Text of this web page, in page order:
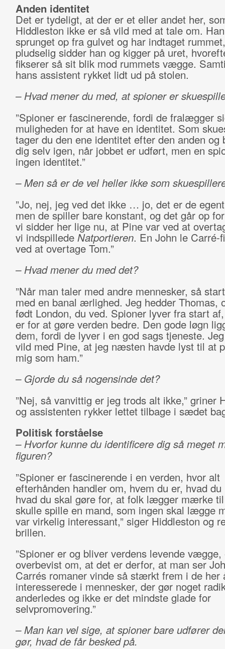
Anden identitet
Det er tydeligt, at der er et eller andet her,
Hiddleston ikke er så vild med at tale om.
sprunget op fra gulvet og har indtaget
pludselig sidder han og kigger på uret,
fikserer så sit blik mod rummets vægge.
hans assistent rykket lidt ud på stolen.
– Hvad mener du med, at spioner er
”Spioner er fascinerende, fordi de fralægger
muligheden for at have en identitet. Som
tager du den ene identitet efter den anden og
dig selv igen, når jobbet er udført, men en
ingen identitet.”
– Men så er de vel heller ikke som
”Jo, nej, jeg ved det ikke … jo, det er de
men de spiller bare konstant, og det går op
vi sidder her lige nu, at Pine var ved at
vi indspillede Natportieren. En John le Carré-
ved at overtage Tom.”
– Hvad mener du med det?
”Når man taler med andre mennesker, så
med en banal ærlighed. Jeg hedder Thomas,
født London, du ved. Spioner lyver fra start
er for at gøre verden bedre. Den gode løgn
dem, fordi de lyver i en god sags tjeneste.
vild med Pine, at jeg næsten havde lyst til at
mig som ham.”
– Gjorde du så nogensinde det?
”Nej, så vanvittig er jeg trods alt ikke,” griner
og assistenten rykker lettet tilbage i sædet
Politisk forståelse
– Hvorfor kunne du identificere dig så meget
figuren?
”Spioner er fascinerende i en verden, hvor alt
efterhånden handler om, hvem du er, hvad
hvad du skal gøre for, at folk lægger mærke
skulle spille en mand, som ingen skal lægge
var virkelig interessant,” siger Hiddleston og
brillen.
”Spioner er og bliver verdens levende vægge,
overbevist om, at det er derfor, at man ser
Carrés romaner vinde så stærkt frem i de her
interesserede i mennesker, der gør noget
anderledes og ikke er det mindste glade for
selvpromovering.”
– Man kan vel sige, at spioner bare udfører
gør, hvad de får besked på.